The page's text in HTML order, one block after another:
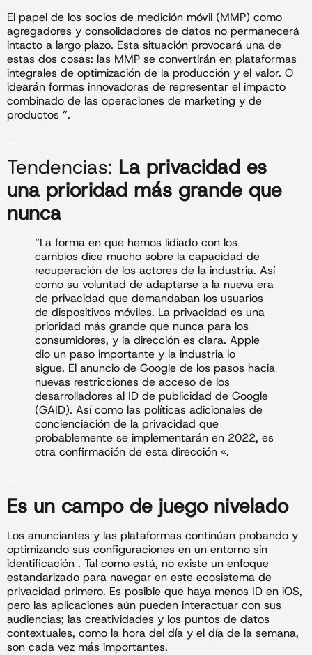
El papel de los socios de medición móvil (MMP) como
agregadores y consolidadores de datos no permanecerá
intacto a largo plazo. Esta situación provocará una de
estas dos cosas: las MMP se convertirán en plataformas
integrales de optimización de la producción y el valor. O
idearán formas innovadoras de representar el impacto
combinado de las operaciones de marketing y de
productos ”.
Tendencias: La privacidad es
una prioridad más grande que
nunca
“La forma en que hemos lidiado con los
cambios dice mucho sobre la capacidad de
recuperación de los actores de la industria. Así
como su voluntad de adaptarse a la nueva era
de privacidad que demandaban los usuarios
de dispositivos móviles. La privacidad es una
prioridad más grande que nunca para los
consumidores, y la dirección es clara. Apple
dio un paso importante y la industria lo
sigue. El anuncio de Google de los pasos hacia
nuevas restricciones de acceso de los
desarrolladores al ID de publicidad de Google
(GAID). Así como las políticas adicionales de
concienciación de la privacidad que
probablemente se implementarán en 2022, es
otra confirmación de esta dirección «.
Es un campo de juego nivelado
Los anunciantes y las plataformas continúan probando y
optimizando sus configuraciones en un entorno sin
identificación . Tal como está, no existe un enfoque
estandarizado para navegar en este ecosistema de
privacidad primero. Es posible que haya menos ID en iOS,
pero las aplicaciones aún pueden interactuar con sus
audiencias; las creatividades y los puntos de datos
contextuales, como la hora del día y el día de la semana,
son cada vez más importantes.